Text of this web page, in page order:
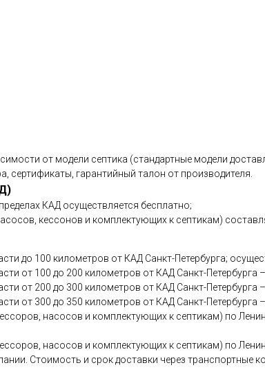
от модели септика (стандартные модели
сертификаты, гарантийный талон от производителя.
КАД осуществляется бесплатно;
кессонов и комплектующих к септикам)
до 100 километров от КАД Санкт-Петербурга;
от 100 до 200 километров от КАД Санкт-Петербурга
от 200 до 300 километров от КАД Санкт-Петербурга
от 300 до 350 километров от КАД Санкт-Петербурга
насосов и комплектующих к септикам) по
насосов и комплектующих к септикам) по
Стоимость и срок доставки через